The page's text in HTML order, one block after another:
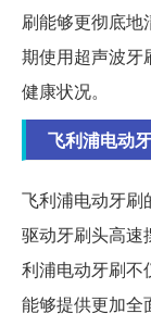
刷能够更彻底地
期使用超声波牙
健康状况。
飞利浦电动
飞利浦电动牙刷
驱动牙刷头高速
利浦电动牙刷不
能够提供更加全